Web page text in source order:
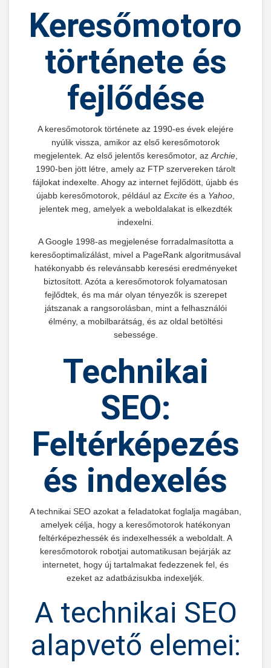
Keresőmotorok
története és
fejlődése
A keresőmotorok története az 1990-es évek elejére
nyúlik vissza, amikor az első keresőmotorok
megjelentek. Az első jelentős keresőmotor, az Archie,
1990-ben jött létre, amely az FTP szervereken tárolt
fájlokat indexelte. Ahogy az internet fejlődött, újabb és
újabb keresőmotorok, például az Excite és a Yahoo
jelentek meg, amelyek a weboldalakat is elkezdték
indexelni.
A Google 1998-as megjelenése forradalmasította a
keresőoptimalizálást, mivel a PageRank algoritmusával
hatékonyabb és relevánsabb keresési eredményeket
biztosított. Azóta a keresőmotorok folyamatosan
fejlődtek, és ma már olyan tényezők is szerepet
játszanak a rangsorolásban, mint a felhasználói
élmény, a mobilbarátság, és az oldal betöltési
sebessége.
Technikai
SEO:
Feltérképezés
és indexelés
A technikai SEO azokat a feladatokat foglalja magában,
amelyek célja, hogy a keresőmotorok hatékonyan
feltérképezhessék és indexelhessék a weboldalt. A
keresőmotorok robotjai automatikusan bejárják az
internetet, hogy új tartalmakat fedezzenek fel, és
ezeket az adatbázisukba indexeljék.
A technikai SEO
alapvető elemei: